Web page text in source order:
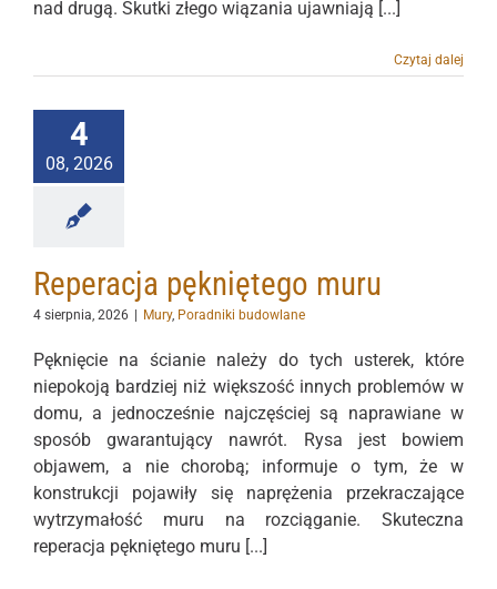
nad drugą. Skutki złego wiązania ujawniają [...]
Czytaj dalej
4
08, 2026
Reperacja pękniętego muru
4 sierpnia, 2026 Mury, Poradniki budowlane
Pęknięcie na ścianie należy do tych usterek, które
niepokoją bardziej niż większość innych problemów w
domu, a jednocześnie najczęściej są naprawiane w
sposób gwarantujący nawrót. Rysa jest bowiem
objawem, a nie chorobą; informuje o tym, że w
konstrukcji pojawiły się naprężenia przekraczające
wytrzymałość muru na rozciąganie. Skuteczna
reperacja pękniętego muru [...]